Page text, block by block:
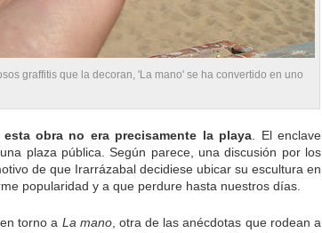
graffitis que la decoran, 'La mano' se ha convertido en uno
obra no era precisamente la playa. El enclave
plaza pública. Según parece, una discusión por los
de que Irarrázabal decidiese ubicar su escultura en
popularidad y a que perdure hasta nuestros días.
torno a La mano, otra de las anécdotas que rodean a